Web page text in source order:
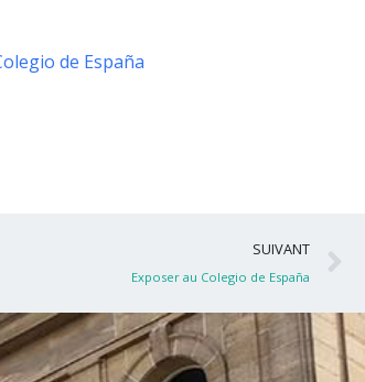
de España
SUIVANT
Exposer au Colegio de España